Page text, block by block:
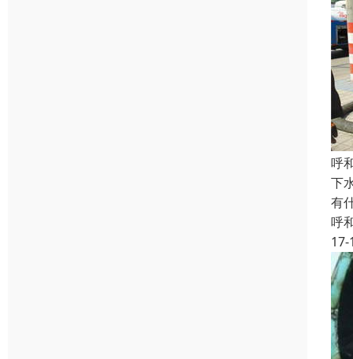
呼
下
有
呼
17-